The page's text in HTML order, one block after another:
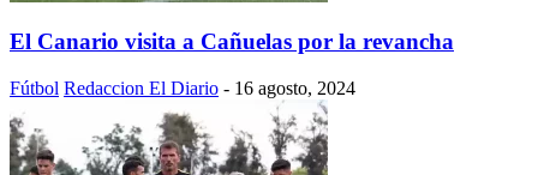
El Canario visita a Cañuelas por la revancha
Fútbol Redaccion El Diario - 16 agosto, 2024